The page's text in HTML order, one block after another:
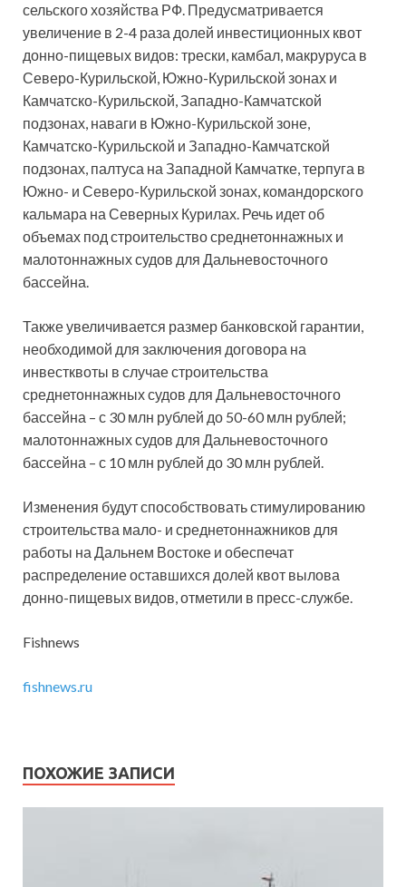
сельского хозяйства РФ. Предусматривается
увеличение в 2-4 раза долей инвестиционных квот
донно-пищевых видов: трески, камбал, макруруса в
Северо-Курильской, Южно-Курильской зонах и
Камчатско-Курильской, Западно-Камчатской
подзонах, наваги в Южно-Курильской зоне,
Камчатско-Курильской и Западно-Камчатской
подзонах, палтуса на Западной Камчатке, терпуга в
Южно- и Северо-Курильской зонах, командорского
кальмара на Северных Курилах. Речь идет об
объемах под строительство среднетоннажных и
малотоннажных судов для Дальневосточного
бассейна.
Также увеличивается размер банковской гарантии,
необходимой для заключения договора на
инвестквоты в случае строительства
среднетоннажных судов для Дальневосточного
бассейна – с 30 млн рублей до 50-60 млн рублей;
малотоннажных судов для Дальневосточного
бассейна – с 10 млн рублей до 30 млн рублей.
Изменения будут способствовать стимулированию
строительства мало- и среднетоннажников для
работы на Дальнем Востоке и обеспечат
распределение оставшихся долей квот вылова
донно-пищевых видов, отметили в пресс-службе.
Fishnews
fishnews.ru
ПОХОЖИЕ ЗАПИСИ